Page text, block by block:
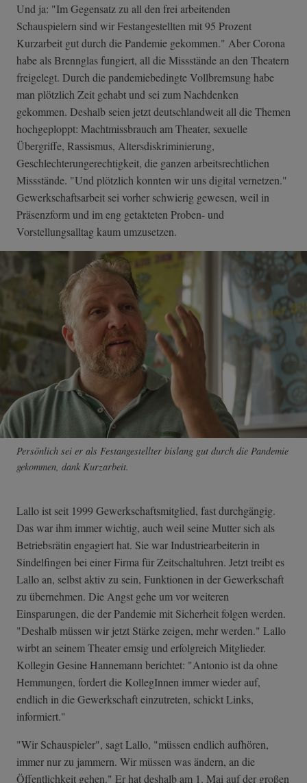
Und ja: "Im Gegensatz zu all den frei arbeitenden
Schauspielern sind wir Festangestellten mit 95 Prozent
Kurzarbeit gut durch die Pandemie gekommen." Aber Corona
habe als Brennglas fungiert, all die Missstände an den Theatern
freigelegt. Durch die pandemiebedingte Vollbremsung habe
man plötzlich Zeit gehabt und sei zum Nachdenken
gekommen. Deshalb seien jetzt deutschlandweit all die Themen
hochgeploppt: Machtmissbrauch am Theater, sexuelle
Übergriffe, Rassismus, Altersdiskriminierung,
Geschlechterungerechtigkeit, die ganzen arbeitsrechtlichen
Missstände. "Und plötzlich konnten wir uns digital vernetzen."
Gewerkschaftsarbeit sei vorher schwierig gewesen, weil in
Präsenzform und im eng getakteten Proben- und
Vorstellungsalltag kaum umzusetzen.
Persönlich sei er als Festangestellter bislang gut durch die Pandemie
gekommen, dank Kurzarbeit.
Lallo ist seit 1999 Gewerkschaftsmitglied, fast durchgängig.
Das war ihm immer wichtig, auch weil seine Mutter sich als
Betriebsrätin engagiert hat. Sie war Industriearbeiterin in
Sindelfingen bei einer Firma für Zeitschaltuhren. Jetzt treibt es
Lallo an, selbst aktiv zu sein, Funktionen in der Gewerkschaft
zu übernehmen. Die Angst gehe um vor weiteren
Einsparungen, die der Pandemie mit Sicherheit folgen werden.
"Deshalb müssen wir jetzt Stärke zeigen, mehr werden." Lallo
wirbt an seinem Theater emsig und erfolgreich Mitglieder.
Kollegin Gesine Hannemann berichtet: "Antonio ist da ohne
Hemmungen, fordert die KollegInnen immer wieder auf,
endlich in die Gewerkschaft einzutreten, schickt Links,
informiert."
"Wir Schauspieler", sagt Lallo, "müssen endlich aufhören,
immer nur zu jammern. Wir müssen was ändern, an die
Öffentlichkeit gehen." Er hat deshalb am 1. Mai auf der großen